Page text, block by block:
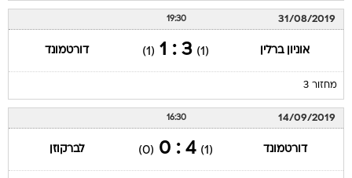
31/08/2019
19:30
אוניון ברלין (1)
3 : 1
(1) דורטמונד
מחזור 3
14/09/2019
16:30
דורטמונד (1)
4 : 0
(0) לברקוזן